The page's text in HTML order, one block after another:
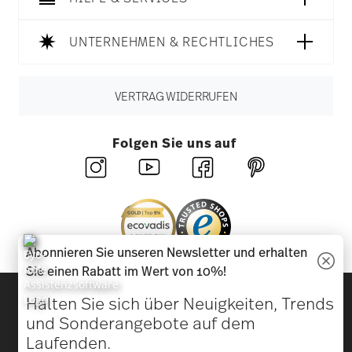
UNTERNEHMEN & RECHTLICHES
VERTRAG WIDERRUFEN
Folgen Sie uns auf
Entdecken Sie unsere Marken
Design & Funktionalität für Ihr Zuhause
Abonnieren Sie unseren Newsletter und erhalten
Sie einen Rabatt im Wert von 10%!
Halten Sie sich über Neuigkeiten, Trends
und Sonderangebote auf dem
Laufenden.